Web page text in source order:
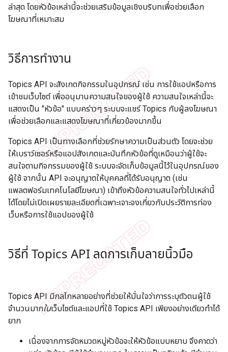
ล่าสุด โดยหัวข้อเหล่านี้จะช่วยเสริมข้อมูลเชิงบริบทเพื่อช่วยเลือก
โฆษณาที่เหมาะสม
วิธีการทำงาน
Topics API จะสังเกตกิจกรรมในอุปกรณ์ เช่น การใช้แอปหรือการ
เข้าชมเว็บไซต์ เพื่ออนุมานความสนใจของผู้ใช้ ความสนใจเหล่านี้จะ
แสดงเป็น "หัวข้อ" แบบคร่าวๆ ระบบจะแชร์ Topics กับผู้ลงโฆษณา
เพื่อช่วยเลือกและแสดงโฆษณาที่เกี่ยวข้องมากขึ้น
Topics API เป็นทางเลือกที่ช่วยรักษาความเป็นส่วนตัว โดยจะช่วย
ให้เบราว์เซอร์หรือแอปสังเกตและบันทึกหัวข้อที่ดูเหมือนว่าผู้ใช้จะ
สนใจตามกิจกรรมของผู้ใช้ ระบบจะจัดเก็บข้อมูลนี้ไว้ในอุปกรณ์ของ
ผู้ใช้ จากนั้น API จะอนุญาตให้บุคคลที่ได้รับอนุญาต (เช่น
แพลตฟอร์มเทคโนโลยีโฆษณา) เข้าถึงหัวข้อความสนใจทั่วไปเหล่านี้
ได้โดยไม่เปิดเผยรายละเอียดที่เฉพาะเจาะจงเกี่ยวกับประวัติการท่อง
เว็บหรือการใช้แอปของผู้ใช้
วิธีที่ Topics API ลดการเก็บลายนิ้วมือ
Topics API มีกลไกหลายอย่างที่ช่วยให้มั่นใจว่าการระบุตัวตนผู้ใช้
จำนวนมากในเว็บไซต์และแอปที่ใช้ Topics API เพียงอย่างเดียวทำได้
ยาก
เนื่องจากการจัดหมวดหมู่หัวข้อจะให้หัวข้อแบบหยาบ จึงคาดว่า